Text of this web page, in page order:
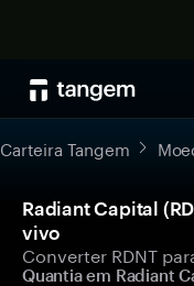
Carteira Tangem
Radiant Capital
vivo
Converter RDNT
Quantia em Radiant